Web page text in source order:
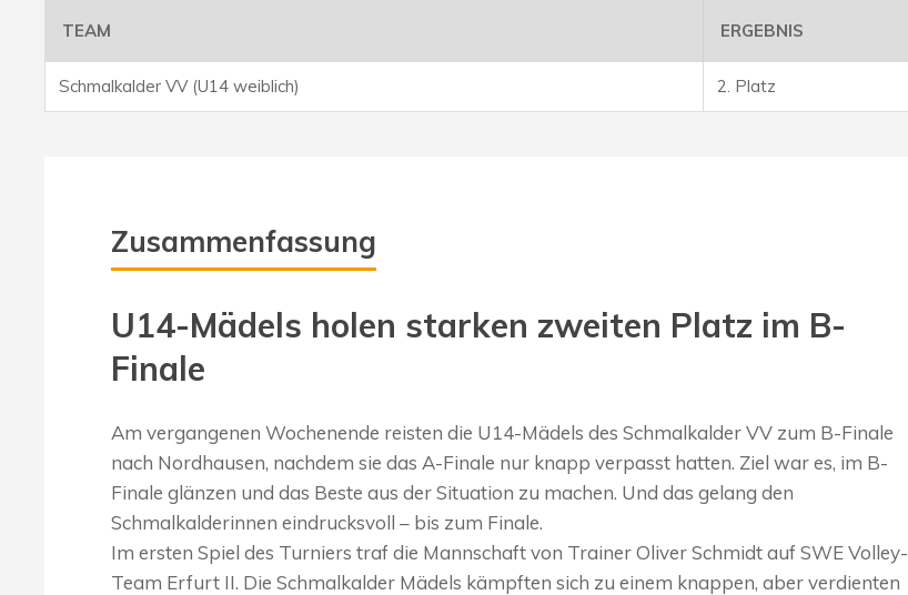
TEAM ERGEBNIS
Schmalkalder VV (U14 weiblich) 2. Platz
Zusammenfassung
U14-Mädels holen starken zweiten Platz im B-
Finale
Am vergangenen Wochenende reisten die U14-Mädels des Schmalkalder VV zum B-Finale
nach Nordhausen, nachdem sie das A-Finale nur knapp verpasst hatten. Ziel war es, im B-
Finale glänzen und das Beste aus der Situation zu machen. Und das gelang den
Schmalkalderinnen eindrucksvoll – bis zum Finale.
Im ersten Spiel des Turniers traf die Mannschaft von Trainer Oliver Schmidt auf SWE Volley-
Team Erfurt II. Die Schmalkalder Mädels kämpften sich zu einem knappen, aber verdienten